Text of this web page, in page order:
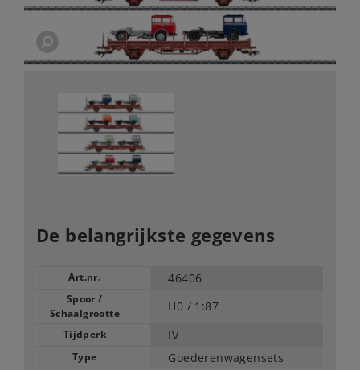
De belangrijkste gegevens
Art.nr. 46406
Spoor /
Schaalgrootte
H0 / 1:87
Tijdperk IV
Type Goederenwagensets